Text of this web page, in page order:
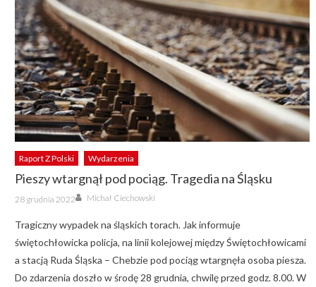
Raport Z Polski Wydarzenia
Pieszy wtargnął pod pociąg. Tragedia na Śląsku
Posted
on
28 grudnia 2022 Author
Michał Ciechowski
Tragiczny wypadek na śląskich torach. Jak informuje
świętochłowicka policja, na linii kolejowej między Świętochłowicami
a stacją Ruda Śląska – Chebzie pod pociąg wtargnęła osoba piesza.
Do zdarzenia doszło w środę 28 grudnia, chwilę przed godz. 8.00. W